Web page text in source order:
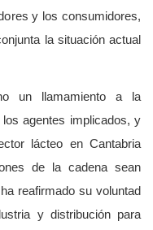
y los consumidores,
la situación actual
un llamamiento a la
agentes implicados, y
lácteo en Cantabria
de la cadena sean
reafirmado su voluntad
y distribución para